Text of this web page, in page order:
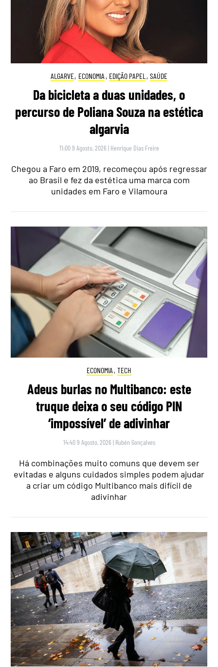
ALGARVE, ECONOMIA , EDIÇÃO PAPEL , SAÚDE
Da bicicleta a duas unidades, o
percurso de Poliana Souza na estética
algarvia
11:00 9 Agosto, 2026 | Henrique Dias Freire
Chegou a Faro em 2019, recomeçou após regressar
ao Brasil e fez da estética uma marca com
unidades em Faro e Vilamoura
ECONOMIA , TECH
Adeus burlas no Multibanco: este
truque deixa o seu código PIN
‘impossível’ de adivinhar
14:40 9 Agosto, 2026 | Rubén Gonçalves
Há combinações muito comuns que devem ser
evitadas e alguns cuidados simples podem ajudar
a criar um código Multibanco mais difícil de
adivinhar